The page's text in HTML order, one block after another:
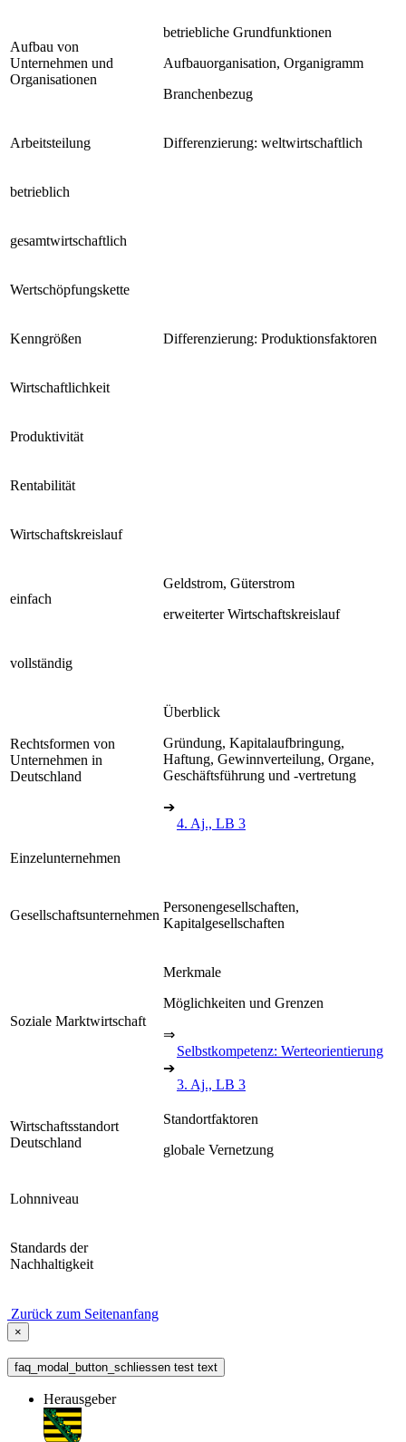
Aufbau von
Unternehmen und
Organisationen
betriebliche Grundfunktionen
Aufbauorganisation, Organigramm
Branchenbezug
Arbeitsteilung Differenzierung: weltwirtschaftlich
betrieblich
gesamtwirtschaftlich
Wertschöpfungskette
Kenngrößen Differenzierung: Produktionsfaktoren
Wirtschaftlichkeit
Produktivität
Rentabilität
Wirtschaftskreislauf
einfach
Geldstrom, Güterstrom
erweiterter Wirtschaftskreislauf
vollständig
Rechtsformen von
Unternehmen in
Deutschland
Überblick
Gründung, Kapitalaufbringung,
Haftung, Gewinnverteilung, Organe,
Geschäftsführung und -vertretung
➔
4. Aj., LB 3
Einzelunternehmen
Gesellschaftsunternehmen
Personengesellschaften,
Kapitalgesellschaften
Soziale Marktwirtschaft
Merkmale
Möglichkeiten und Grenzen
⇒
Selbstkompetenz: Werteorientierung
➔
3. Aj., LB 3
Wirtschaftsstandort
Deutschland
Standortfaktoren
globale Vernetzung
Lohnniveau
Standards der
Nachhaltigkeit
Zurück zum Seitenanfang
×
faq_modal_button_schliessen test text
Herausgeber